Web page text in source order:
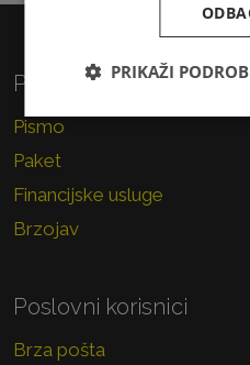
Privatni korisnici
Pismo
Paket
Financijske usluge
Brzojav
Poslovni korisnici
Brza pošta
PRIKAŽI